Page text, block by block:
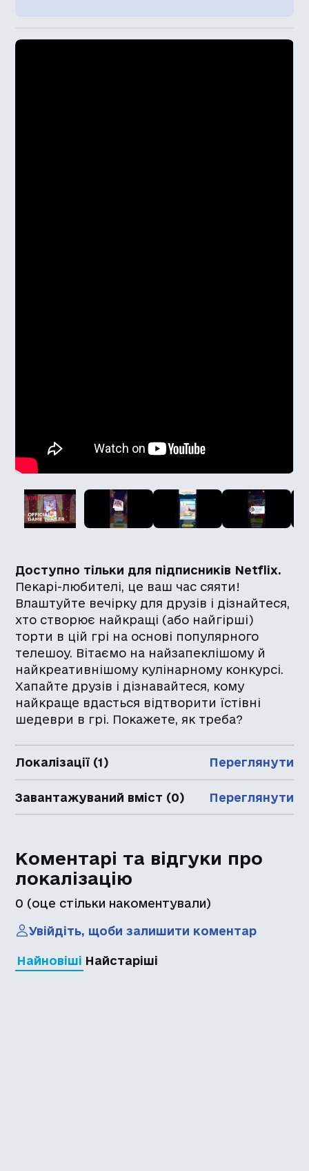
Доступно тільки для підписників Netflix.
Пекарі-любителі, це ваш час сяяти!
Влаштуйте вечірку для друзів і дізнайтеся,
хто створює найкращі (або найгірші)
торти в цій грі на основі популярного
телешоу. Вітаємо на найзапеклішому й
найкреативнішому кулінарному конкурсі.
Хапайте друзів і дізнавайтеся, кому
найкраще вдасться відтворити їстівні
шедеври в грі. Покажете, як треба?
Локалізації (1) Переглянути
Завантажуваний вміст (0) Переглянути
Коментарі та відгуки про
локалізацію
0 (оце стільки накоментували)
Увійдіть, щоби залишити коментар
Найновіші Найстаріші